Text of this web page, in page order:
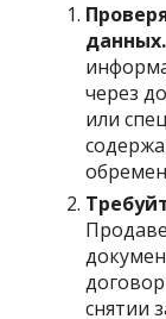
данных.
через
или
снятии